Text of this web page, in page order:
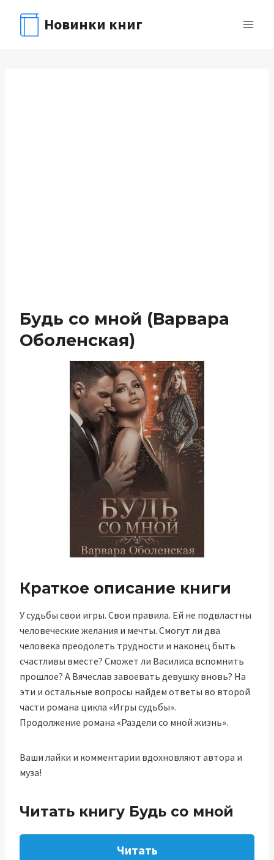
содержимому
Новинки книг
Будь со мной (Варвара
Оболенская)
Краткое описание книги
У судьбы свои игры. Свои правила. Ей не подвластны
человеческие желания и мечты. Смогут ли два
человека преодолеть трудности и наконец быть
счастливы вместе? Сможет ли Василиса вспомнить
прошлое? А Вячеслав завоевать девушку вновь? На
эти и остальные вопросы найдем ответы во второй
части романа цикла «Игры судьбы».
Продолжение романа «Раздели со мной жизнь».
Ваши лайки и комментарии вдохновляют автора и
муза!
Читать книгу Будь со мной
Читать